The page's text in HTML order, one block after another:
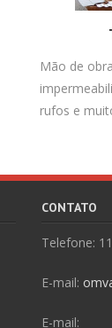
Mão de
rufos e
CONTATO
Telefone:
E-mail:
E-mail: